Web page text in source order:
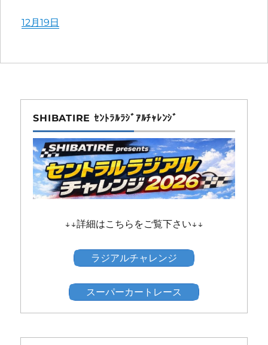
More
12月19日
SHIBATIRE ｾﾝﾄﾗﾙﾗｼﾞｱﾙﾁｬﾚﾝｼﾞ
↓↓詳細はこちらをご覧下さい↓↓
ラジアルチャレンジ
スーパーカートレース